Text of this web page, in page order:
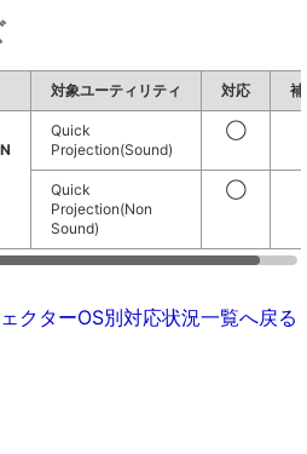
対象ユーティリティ 対応
Quick
Projection(Sound)
◯
Quick
Projection(Non
Sound)
◯
クターOS別対応状況一覧へ戻る